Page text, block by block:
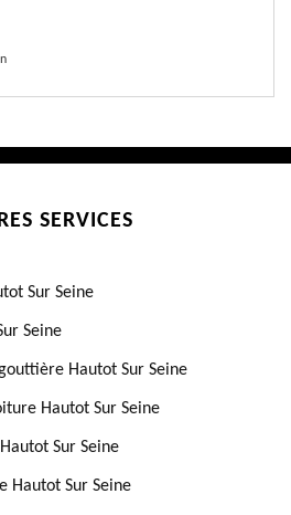
SERVICES
Sur Seine
Seine
Hautot Sur Seine
Hautot Sur Seine
Sur Seine
Hautot Sur Seine